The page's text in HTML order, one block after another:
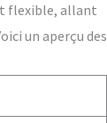
flexible, allant
un aperçu des